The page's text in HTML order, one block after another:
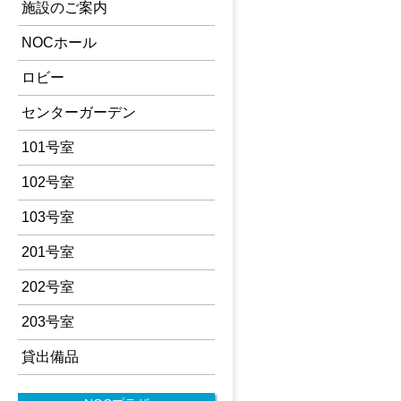
施設のご案内
NOCホール
ロビー
センターガーデン
101号室
102号室
103号室
201号室
202号室
203号室
貸出備品